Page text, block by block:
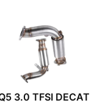
3.0 TFSI DECAT